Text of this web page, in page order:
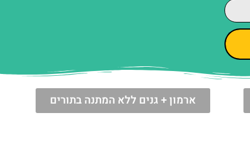
ארמון + גנים ללא המתנה בתורים